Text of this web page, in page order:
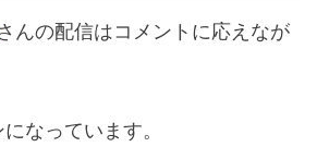
んの配信はコメントに応えなが
なっています。